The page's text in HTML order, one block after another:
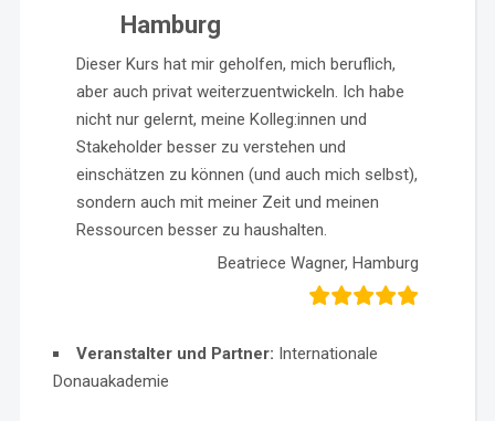
Hamburg
Dieser Kurs hat mir geholfen, mich beruflich,
aber auch privat weiterzuentwickeln. Ich habe
nicht nur gelernt, meine Kolleg:innen und
Stakeholder besser zu verstehen und
einschätzen zu können (und auch mich selbst),
sondern auch mit meiner Zeit und meinen
Ressourcen besser zu haushalten.
Beatriece Wagner, Hamburg
Veranstalter und Partner: Internationale
Donauakademie